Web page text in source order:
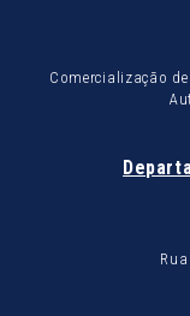
Comercialização